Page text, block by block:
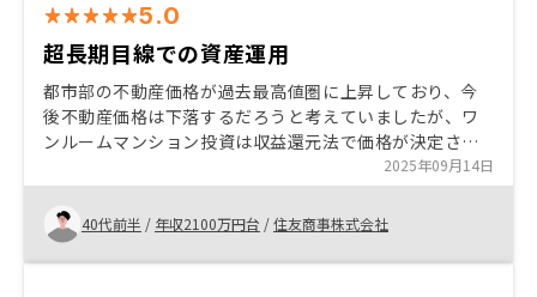
ながり、長期的な信頼関係を築けると確信しています。
こうした手厚いサポート体制により、初めての投資でも
不安を感じることなくスムーズに進めることができ、将
来的にも安定した収益を期待できると判断しました。投
資家目線と入居者目線の両方を丁寧に考慮した運営方針
には誠実さと専門性が感じられ、安心感・信頼感の両面
5.0
超長期目線での資産運用
都市部の不動産価格が過去最高値圏に上昇しており、今
後不動産価格は下落するだろうと考えていましたが、ワ
ンルームマンション投資は収益還元法で価格が決定され
ており、実需とは異なるマーケットであることが理解出
来ました。またリノシーの担当者を始め、運営会社が上
場しており、しっかりとした顧客説明体制を取ってこと
も信頼できる理由の1つでした。今後はインフレになると
考えており、自身の会社員としての与信力を最大限生か
2025年09月14日
40代前半 / 年収2100万円台 /住友商事株式会社